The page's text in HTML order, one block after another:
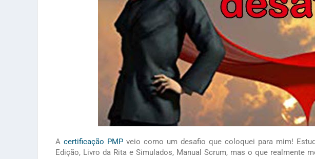
A certificação PMP veio como um desafio que coloquei para mim!
Edição, Livro da Rita e Simulados, Manual Scrum, mas o que realmente